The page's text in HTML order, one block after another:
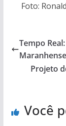
Foto:
Tempo
Projeto
Você